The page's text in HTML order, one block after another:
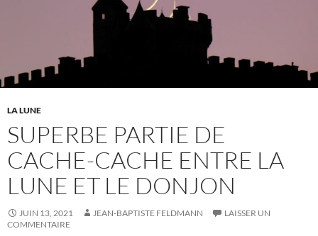
LA LUNE
SUPERBE PARTIE DE
CACHE-CACHE ENTRE LA
LUNE ET LE DONJON
JUIN 13, 2021 JEAN-BAPTISTE FELDMANN
LAISSER UN
COMMENTAIRE